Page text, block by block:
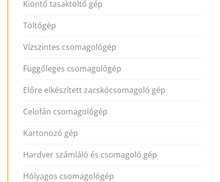
Kiöntő tasaktöltő gép
Töltőgép
Vízszintes csomagológép
Függőleges csomagológép
Előre elkészített zacskócsomagoló gép
Celofán csomagológép
Kartonozó gép
Hardver számláló és csomagoló gép
Hólyagos csomagológép